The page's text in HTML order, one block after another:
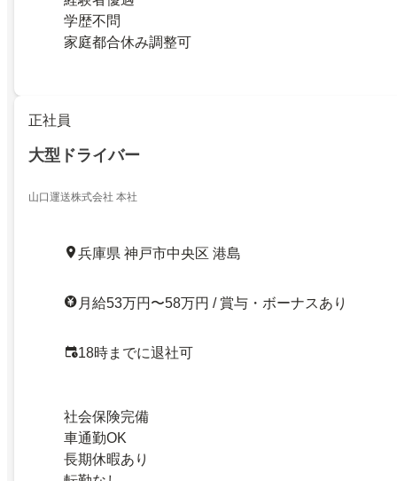
学歴不問
家庭都合休み調整可
正社員
大型ドライバー
山口運送株式会社 本社
兵庫県 神戸市中央区 港島
月給53万円〜58万円 / 賞与・ボーナスあり
18時までに退社可
社会保険完備
車通勤OK
長期休暇あり